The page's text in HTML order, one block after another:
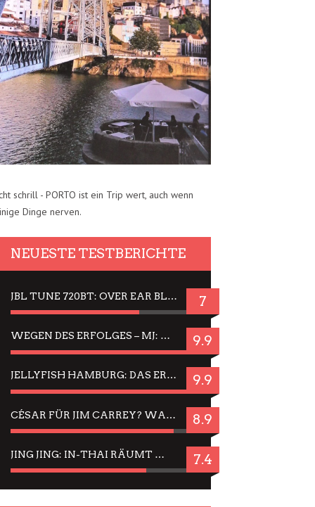
schrill - PORTO ist ein Trip wert, auch wenn
Dinge nerven.
NEUESTE TESTBERICHTE
JBL TUNE 720BT: OVER EAR BLUETOOTH KOPFHÖRER UM DIE 50,-€ IM DAUER-TEST 7
WEGEN DES ERFOLGES – MJ: MICHAEL JACKSON MUSICAL IN EINER MATINEE SEHEN 9.9
JELLYFISH HAMBURG: DAS ERFOLGREICHE SOMMER-MENÜ 2025 IN GEFÜHLEN UND BILDERN 9.9
CÉSAR FÜR JIM CARREY? WARUM DAS EINER DER NERVIGSTEN ACTORS IST UND BLEIBT 8.9
JING JING: IN-THAI RÄUMT WIEDER TITEL AB – EIN ZWEI-STUNDEN-ERLEBNISBERICHT 7.4